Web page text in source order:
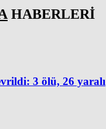
HABERLERİ
3 ölü, 26 yaralı